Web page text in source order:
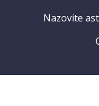
Nazovite